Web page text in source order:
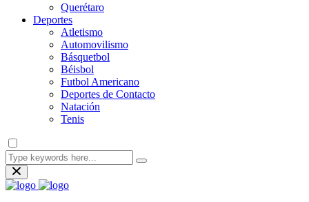
Querétaro
Deportes
Atletismo
Automovilismo
Básquetbol
Béisbol
Futbol Americano
Deportes de Contacto
Natación
Tenis